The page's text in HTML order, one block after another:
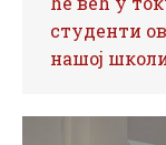
студенти
нашој